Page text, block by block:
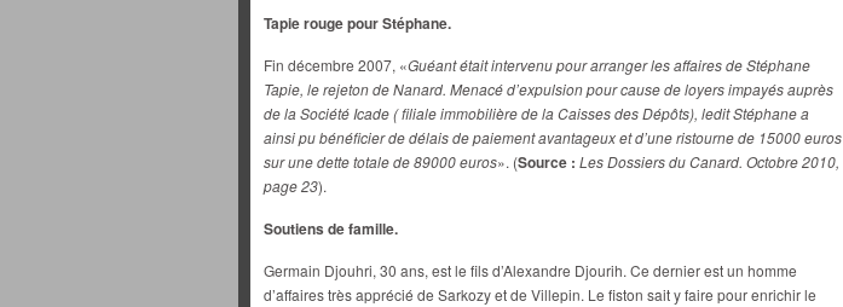
Tapie rouge pour Stéphane.
Fin décembre 2007, «Guéant était intervenu pour arranger les affaires de Stéphane
Tapie, le rejeton de Nanard. Menacé d’expulsion pour cause de loyers impayés auprès
de la Société Icade ( filiale immobilière de la Caisses des Dépôts), ledit Stéphane a
ainsi pu bénéficier de délais de paiement avantageux et d’une ristourne de 15000 euros
sur une dette totale de 89000 euros». (Source : Les Dossiers du Canard. Octobre 2010,
page 23).
Soutiens de famille.
Germain Djouhri, 30 ans, est le fils d’Alexandre Djourih. Ce dernier est un homme
d’affaires très apprécié de Sarkozy et de Villepin. Le fiston sait y faire pour enrichir le